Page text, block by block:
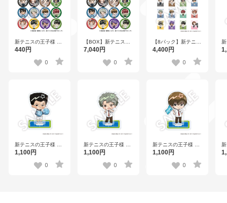
新テニスの王子様 フ
レフレンズ缶バッジ
440円
0
【BOX】新テニスの
王子様 フレフレンズ
7,040円
0
【8パック】新テニス
の王子様 フレフレン
Vol.8（1パック2枚入
り） 全16種
4,400円
0
新テニスの王子様 フ
レフレンズアクリル
1,100円
0
新テニスの王子様 フ
レフレンズアクリル
1,100円
0
新テニスの王子様 フ
レフレンズアクリル
1,100円
0